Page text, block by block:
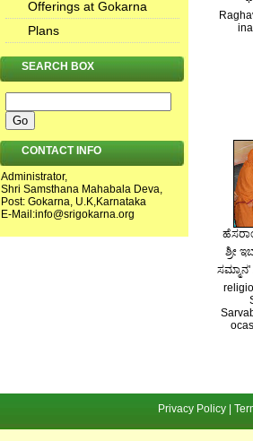
ಶ್ರೀ
ಸಮ್ಮಾನ'
Offerings at Gokarna
Plans
SEARCH BOX
CONTACT INFO
Administrator,
Shri Samsthana Mahabala Deva,
Post: Gokarna, U.K,Karnataka
E-Mail:info@srigokarna.org
Privacy Policy |